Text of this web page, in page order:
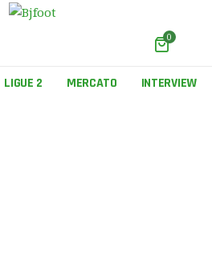
0
LIGUE 2 MERCATO INTERVIEW